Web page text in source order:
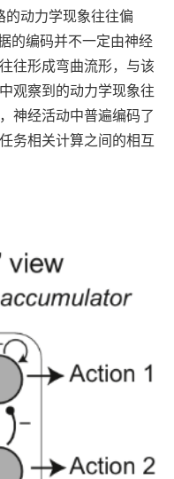
的动力学现象往往偏
的编码并不一定由神经
往形成弯曲流形，与该
观察到的动力学现象往
神经活动中普遍编码了
务相关计算之间的相互